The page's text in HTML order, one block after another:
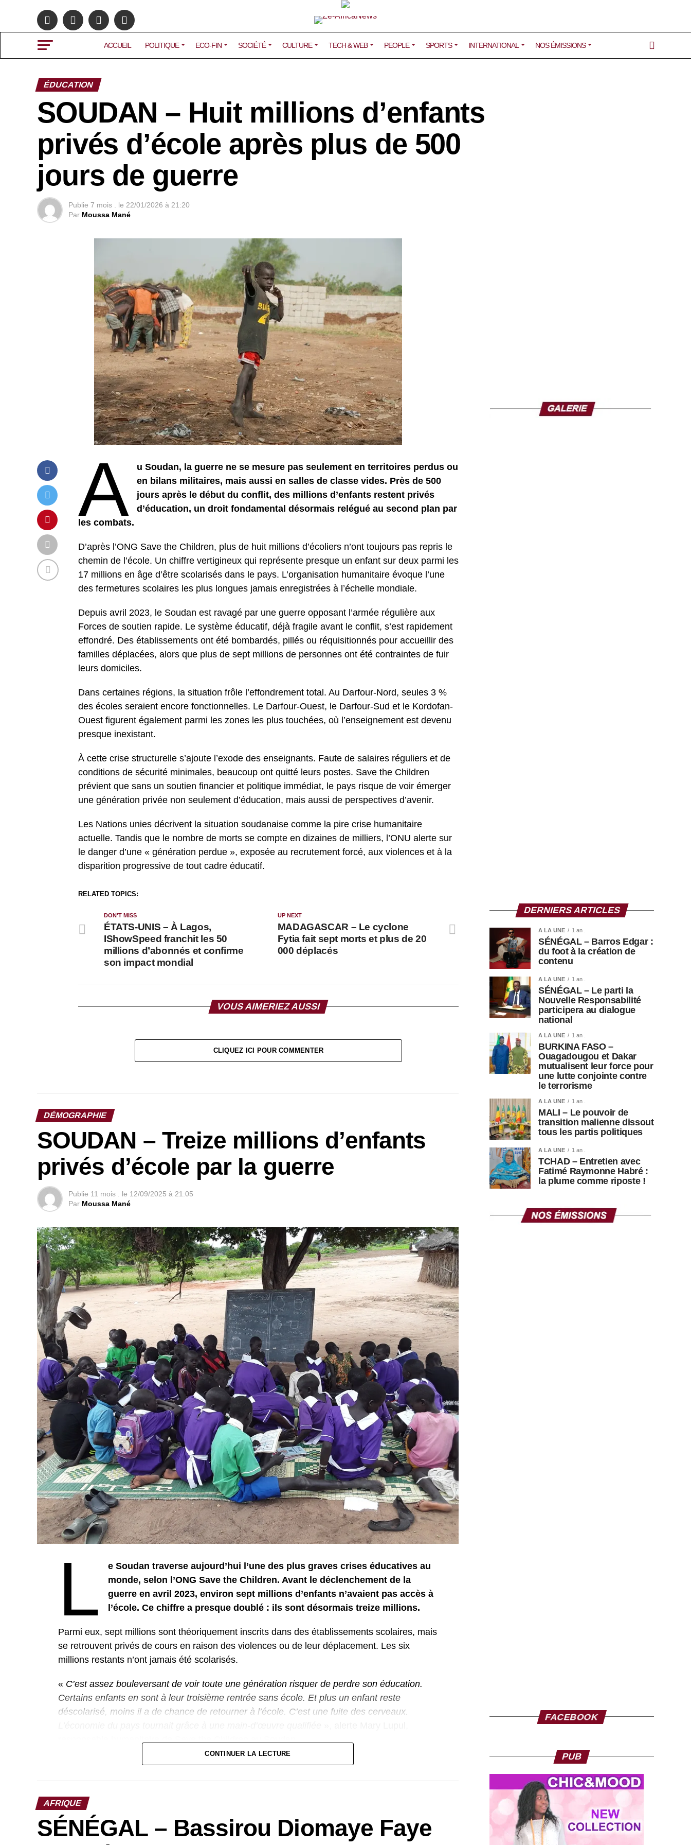
ACCUEIL POLITIQUE ECO-FIN SOCIÉTÉ CULTURE TECH & WEB PEOPLE SPORTS INTERNATIONAL NOS ÉMISSIONS
ÉDUCATION
SOUDAN – Huit millions d’enfants
privés d’école après plus de 500
jours de guerre
Publie 7 mois . le 22/01/2026 à 21:20
Par Moussa Mané
A
u Soudan, la guerre ne se mesure pas seulement en territoires perdus ou
en bilans militaires, mais aussi en salles de classe vides. Près de 500
jours après le début du conflit, des millions d’enfants restent privés
d’éducation, un droit fondamental désormais relégué au second plan par
les combats.
D’après l’ONG Save the Children, plus de huit millions d’écoliers n’ont toujours pas repris le
chemin de l’école. Un chiffre vertigineux qui représente presque un enfant sur deux parmi les
17 millions en âge d’être scolarisés dans le pays. L’organisation humanitaire évoque l’une
des fermetures scolaires les plus longues jamais enregistrées à l’échelle mondiale.
Depuis avril 2023, le Soudan est ravagé par une guerre opposant l’armée régulière aux
Forces de soutien rapide. Le système éducatif, déjà fragile avant le conflit, s’est rapidement
effondré. Des établissements ont été bombardés, pillés ou réquisitionnés pour accueillir des
familles déplacées, alors que plus de sept millions de personnes ont été contraintes de fuir
leurs domiciles.
Dans certaines régions, la situation frôle l’effondrement total. Au Darfour-Nord, seules 3 %
des écoles seraient encore fonctionnelles. Le Darfour-Ouest, le Darfour-Sud et le Kordofan-
Ouest figurent également parmi les zones les plus touchées, où l’enseignement est devenu
presque inexistant.
À cette crise structurelle s’ajoute l’exode des enseignants. Faute de salaires réguliers et de
conditions de sécurité minimales, beaucoup ont quitté leurs postes. Save the Children
prévient que sans un soutien financier et politique immédiat, le pays risque de voir émerger
une génération privée non seulement d’éducation, mais aussi de perspectives d’avenir.
Les Nations unies décrivent la situation soudanaise comme la pire crise humanitaire
actuelle. Tandis que le nombre de morts se compte en dizaines de milliers, l’ONU alerte sur
le danger d’une « génération perdue », exposée au recrutement forcé, aux violences et à la
disparition progressive de tout cadre éducatif.
RELATED TOPICS:
UP NEXT
MADAGASCAR – Le cyclone
Fytia fait sept morts et plus de 20
000 déplacés
DON'T MISS
ÉTATS-UNIS – À Lagos,
IShowSpeed franchit les 50
millions d’abonnés et confirme
son impact mondial
VOUS AIMERIEZ AUSSI
CLIQUEZ ICI POUR COMMENTER
DÉMOGRAPHIE
SOUDAN – Treize millions d’enfants
privés d’école par la guerre
Publie 11 mois . le 12/09/2025 à 21:05
Par Moussa Mané
L
e Soudan traverse aujourd’hui l’une des plus graves crises éducatives au
monde, selon l’ONG Save the Children. Avant le déclenchement de la
guerre en avril 2023, environ sept millions d’enfants n’avaient pas accès à
l’école. Ce chiffre a presque doublé : ils sont désormais treize millions.
Parmi eux, sept millions sont théoriquement inscrits dans des établissements scolaires, mais
se retrouvent privés de cours en raison des violences ou de leur déplacement. Les six
millions restants n’ont jamais été scolarisés.
« C’est assez bouleversant de voir toute une génération risquer de perdre son éducation.
Certains enfants en sont à leur troisième rentrée sans école. Et plus un enfant reste
déscolarisé, moins il a de chance de retourner à l’école. C’est une fuite des cerveaux.
Des conséquences durables
manque d’accès à l’éducation risque non seulement de freiner durablement la croissance
économique du pays, mais aussi de fragiliser les familles elles-mêmes.
«Si les enfants ne sont pas capables d’aller à l’école, puis de soutenir financièrement leurs
CONTINUER LA LECTURE
AFRIQUE
SÉNÉGAL – Bassirou Diomaye Faye
DERNIERS ARTICLES
A LA UNE 1 an .
SÉNÉGAL – Barros Edgar :
du foot à la création de
contenu
A LA UNE 1 an .
SÉNÉGAL – Le parti la
Nouvelle Responsabilité
participera au dialogue
national
A LA UNE 1 an .
BURKINA FASO –
Ouagadougou et Dakar
mutualisent leur force pour
une lutte conjointe contre
le terrorisme
A LA UNE 1 an .
MALI – Le pouvoir de
transition malienne dissout
tous les partis politiques
A LA UNE 1 an .
TCHAD – Entretien avec
Fatimé Raymonne Habré :
la plume comme riposte !
FACEBOOK
PUB